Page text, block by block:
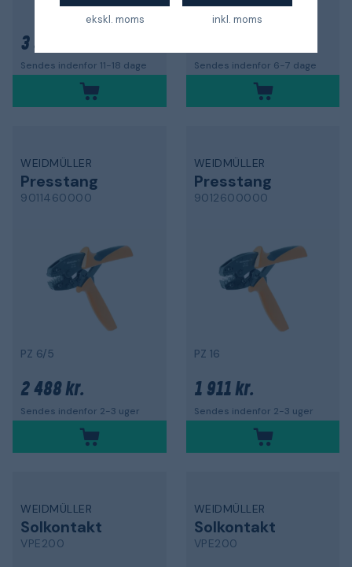
ekskl. moms inkl. moms
3 577 kr.
Sendes indenfor 11-18 dage
PZ 1,5
Sendes indenfor 6-7 dage
WEIDMÜLLER
Presstang
9011460000
PZ 6/5
2 488 kr.
Sendes indenfor 2-3 uger
WEIDMÜLLER
Presstang
9012600000
PZ 16
1 911 kr.
Sendes indenfor 2-3 uger
WEIDMÜLLER
Solkontakt
VPE200
WEIDMÜLLER
Solkontakt
VPE200